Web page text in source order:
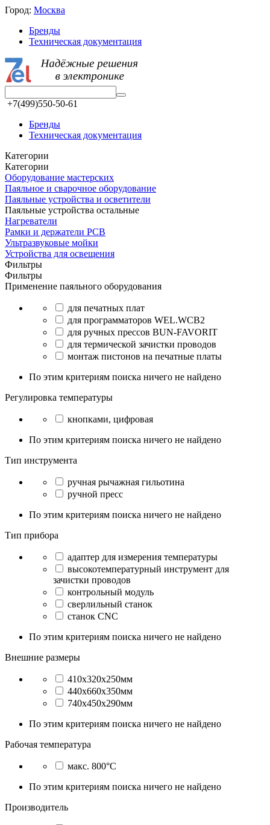
Город: Москва
Бренды
Техническая документация
+7(499)550-50-61
Бренды
Техническая документация
Категории
Категории
Оборудование мастерских
Паяльное и сварочное оборудование
Паяльные устройства и осветители
Паяльные устройства остальные
Нагреватели
Рамки и держатели PCB
Ультразвуковые мойки
Устройства для освещения
Фильтры
Фильтры
Применение паяльного оборудования
для печатных плат
для программаторов WEL.WCB2
для ручных прессов BUN-FAVORIT
для термической зачистки проводов
монтаж пистонов на печатные платы
По этим критериям поиска ничего не найдено
Регулировка температуры
кнопками, цифровая
По этим критериям поиска ничего не найдено
Тип инструмента
ручная рычажная гильотина
ручной пресс
По этим критериям поиска ничего не найдено
Тип прибора
адаптер для измерения температуры
высокотемпературный инструмент для
зачистки проводов
контрольный модуль
сверлильный станок
станок CNC
По этим критериям поиска ничего не найдено
Внешние размеры
410x320x250мм
440x660x350мм
740x450x290мм
По этим критериям поиска ничего не найдено
Рабочая температура
макс. 800°C
По этим критериям поиска ничего не найдено
Производитель